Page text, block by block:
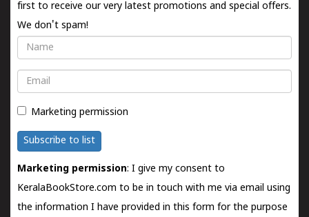
first to receive our very latest promotions and special offers.
We don't spam!
Name
Email
Marketing permission
Subscribe to list
Marketing permission: I give my consent to
KeralaBookStore.com to be in touch with me via email using
the information I have provided in this form for the purpose